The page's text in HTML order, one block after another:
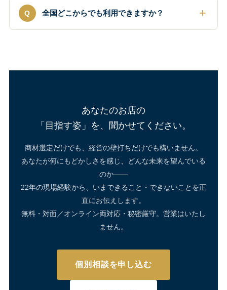
全国どこからでも利用できますか？
あなたのお店の
「目指す姿」を、聞かせてください。
商材選定だけでも、経営の壁打ちだけでも構いません。
あなたが何にもどかしさを感じ、どんな未来を望んでいる
のか——
22年の現場経験から、いまできること・できないことを正
直にお伝えします。
無料・対面／オンライン両対応・秘密厳守。営業はいたし
ません。
個別相談を申し込む